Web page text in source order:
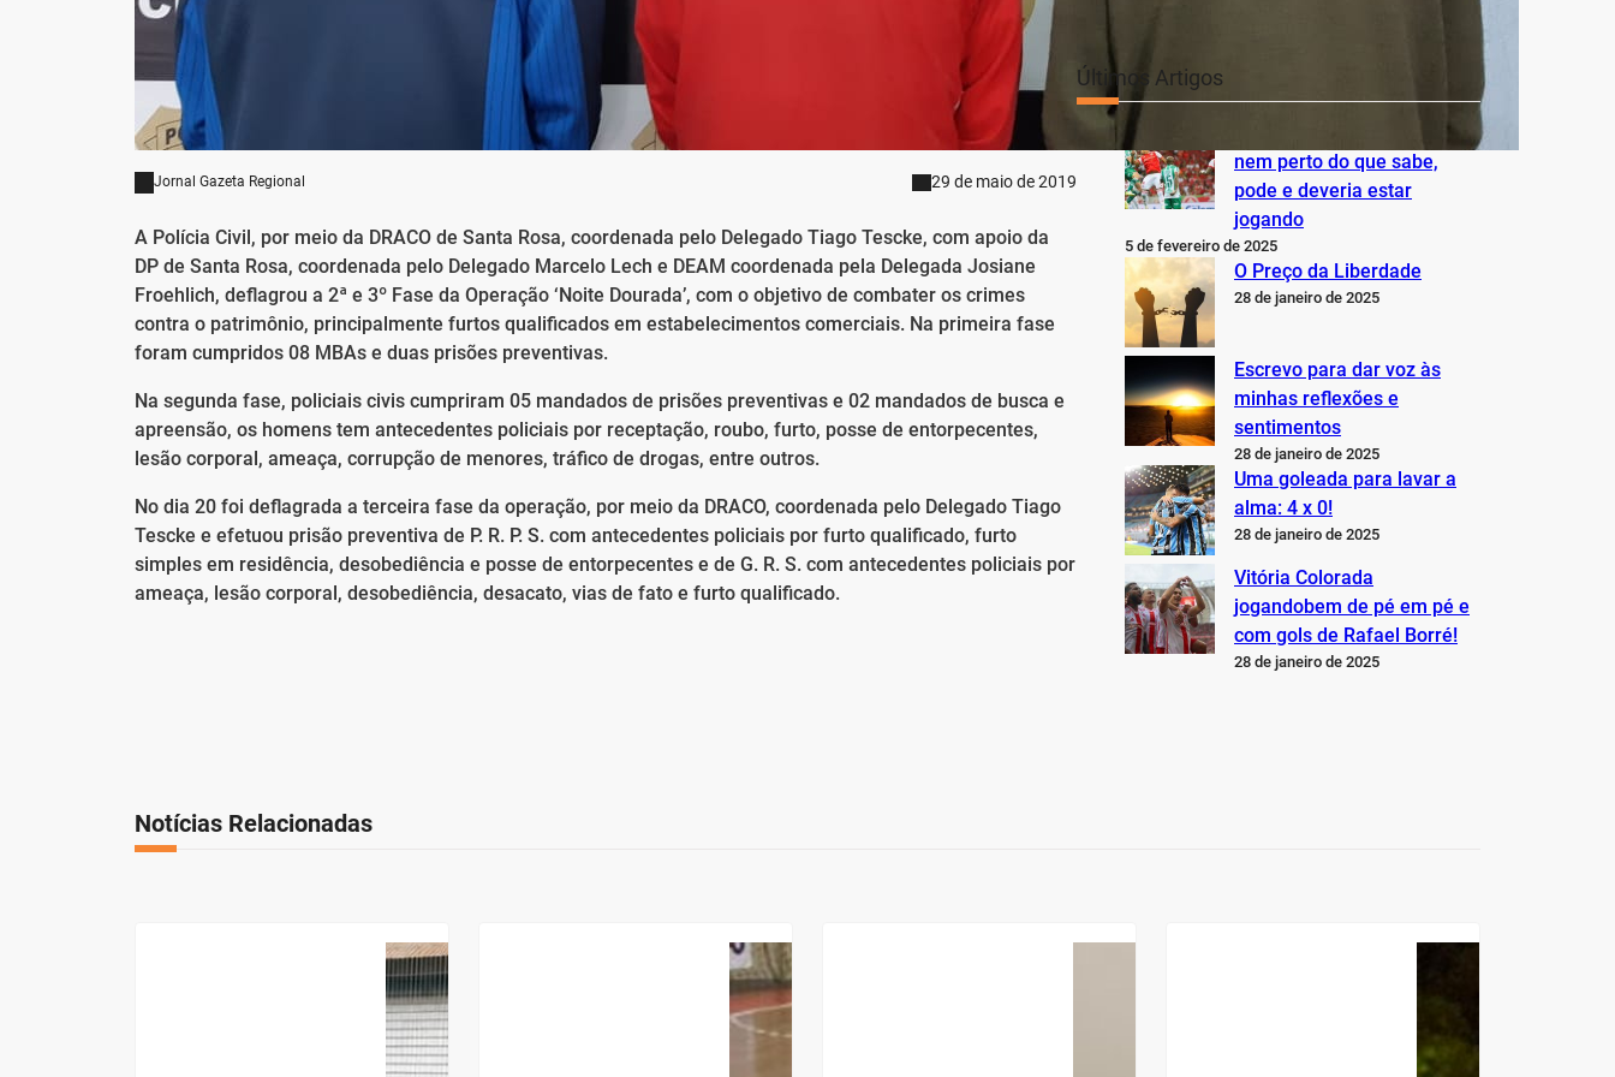
Jornal Gazeta Regional 29 de maio de 2019
A Polícia Civil, por meio da DRACO de Santa Rosa, coordenada pelo Delegado Tiago Tescke, com apoio da
DP de Santa Rosa, coordenada pelo Delegado Marcelo Lech e DEAM coordenada pela Delegada Josiane
Froehlich, deflagrou a 2ª e 3º Fase da Operação ‘Noite Dourada’, com o objetivo de combater os crimes
contra o patrimônio, principalmente furtos qualificados em estabelecimentos comerciais. Na primeira fase
foram cumpridos 08 MBAs e duas prisões preventivas.
Na segunda fase, policiais civis cumpriram 05 mandados de prisões preventivas e 02 mandados de busca e
apreensão, os homens tem antecedentes policiais por receptação, roubo, furto, posse de entorpecentes,
lesão corporal, ameaça, corrupção de menores, tráfico de drogas, entre outros.
No dia 20 foi deflagrada a terceira fase da operação, por meio da DRACO, coordenada pelo Delegado Tiago
Tescke e efetuou prisão preventiva de P. R. P. S. com antecedentes policiais por furto qualificado, furto
simples em residência, desobediência e posse de entorpecentes e de G. R. S. com antecedentes policiais por
ameaça, lesão corporal, desobediência, desacato, vias de fato e furto qualificado.
Últimos Artigos
nem perto do que sabe,
pode e deveria estar
jogando
5 de fevereiro de 2025
O Preço da Liberdade
28 de janeiro de 2025
Escrevo para dar voz às
minhas reflexões e
sentimentos
28 de janeiro de 2025
Uma goleada para lavar a
alma: 4 x 0!
28 de janeiro de 2025
Vitória Colorada
jogandobem de pé em pé e
com gols de Rafael Borré!
28 de janeiro de 2025
Notícias Relacionadas